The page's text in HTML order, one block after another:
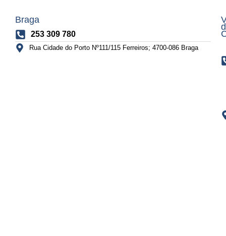
Braga
253 309 780
Rua Cidade do Porto Nº111/115 Ferreiros; 4700-086 Braga